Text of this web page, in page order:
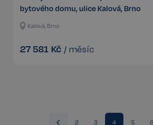
bytového domu, ulice Kalová, Brno
Kalová, Brno
27 581 Kč / měsíc
2 3 4 5 6